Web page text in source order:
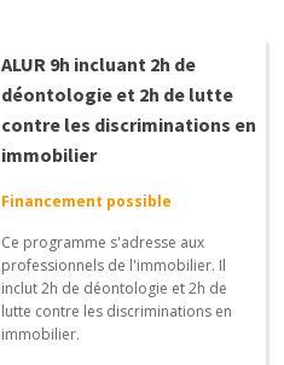
ALUR 9h incluant 2h de
déontologie et 2h de lutte
contre les discriminations en
immobilier
Financement possible
Ce programme s'adresse aux
professionnels de l'immobilier. Il
inclut 2h de déontologie et 2h de
lutte contre les discriminations en
immobilier.